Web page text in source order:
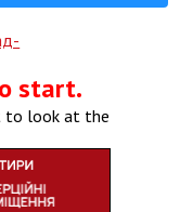
start.
to look at the